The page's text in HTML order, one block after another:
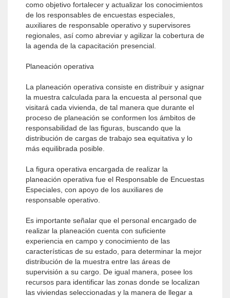
como objetivo fortalecer y actualizar los conocimientos
de los responsables de encuestas especiales,
auxiliares de responsable operativo y supervisores
regionales, así como abreviar y agilizar la cobertura de
la agenda de la capacitación presencial.
Planeación operativa
La planeación operativa consiste en distribuir y asignar
la muestra calculada para la encuesta al personal que
visitará cada vivienda, de tal manera que durante el
proceso de planeación se conformen los ámbitos de
responsabilidad de las figuras, buscando que la
distribución de cargas de trabajo sea equitativa y lo
más equilibrada posible.
La figura operativa encargada de realizar la
planeación operativa fue el Responsable de Encuestas
Especiales, con apoyo de los auxiliares de
responsable operativo.
Es importante señalar que el personal encargado de
realizar la planeación cuenta con suficiente
experiencia en campo y conocimiento de las
características de su estado, para determinar la mejor
distribución de la muestra entre las áreas de
supervisión a su cargo. De igual manera, posee los
recursos para identificar las zonas donde se localizan
las viviendas seleccionadas y la manera de llegar a